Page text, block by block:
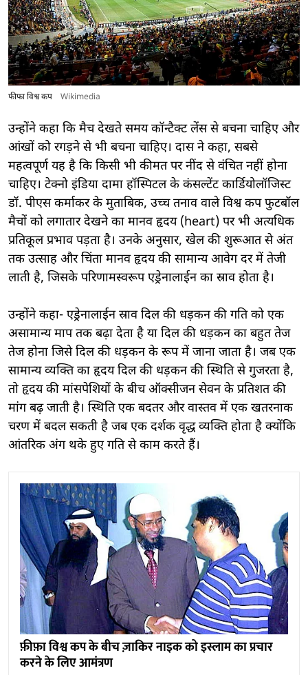
फीफा विश्व कप Wikimedia
उन्होंने कहा कि मैच देखते समय कॉन्टैक्ट लेंस से बचना चाहिए और
आंखों को रगड़ने से भी बचना चाहिए। दास ने कहा, सबसे
महत्वपूर्ण यह है कि किसी भी कीमत पर नींद से वंचित नहीं होना
चाहिए। टेक्नो इंडिया दामा हॉस्पिटल के कंसल्टेंट कार्डियोलॉजिस्ट
डॉ. पीएस कर्माकर के मुताबिक, उच्च तनाव वाले विश्व कप फुटबॉल
मैचों को लगातार देखने का मानव हृदय (heart) पर भी अत्यधिक
प्रतिकूल प्रभाव पड़ता है। उनके अनुसार, खेल की शुरूआत से अंत
तक उत्साह और चिंता मानव हृदय की सामान्य आवेग दर में तेजी
लाती है, जिसके परिणामस्वरूप एड्रेनालाईन का स्राव होता है।
उन्होंने कहा- एड्रेनालाईन स्राव दिल की धड़कन की गति को एक
असामान्य माप तक बढ़ा देता है या दिल की धड़कन का बहुत तेज
तेज होना जिसे दिल की धड़कन के रूप में जाना जाता है। जब एक
सामान्य व्यक्ति का हृदय दिल की धड़कन की स्थिति से गुजरता है,
तो हृदय की मांसपेशियों के बीच ऑक्सीजन सेवन के प्रतिशत की
मांग बढ़ जाती है। स्थिति एक बदतर और वास्तव में एक खतरनाक
चरण में बदल सकती है जब एक दर्शक वृद्ध व्यक्ति होता है क्योंकि
आंतरिक अंग थके हुए गति से काम करते हैं।
फ़ीफ़ा विश्व कप के बीच ज़ाकिर नाइक को इस्लाम का प्रचार
करने के लिए आमंत्रण